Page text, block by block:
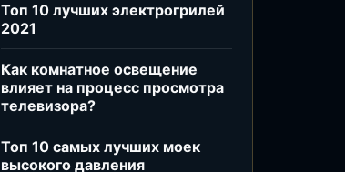
Топ 10 лучших электрогрилей
2021
Как комнатное освещение
влияет на процесс просмотра
телевизора?
Топ 10 самых лучших моек
высокого давления